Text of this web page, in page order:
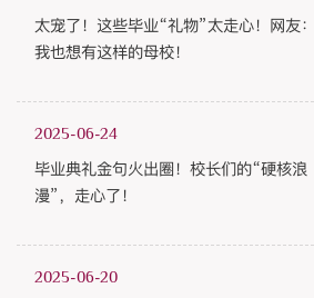
太宠了！这些毕业“礼物”太走心！网友：
我也想有这样的母校！
2025-06-24
毕业典礼金句火出圈！校长们的“硬核浪
漫”，走心了！
2025-06-20